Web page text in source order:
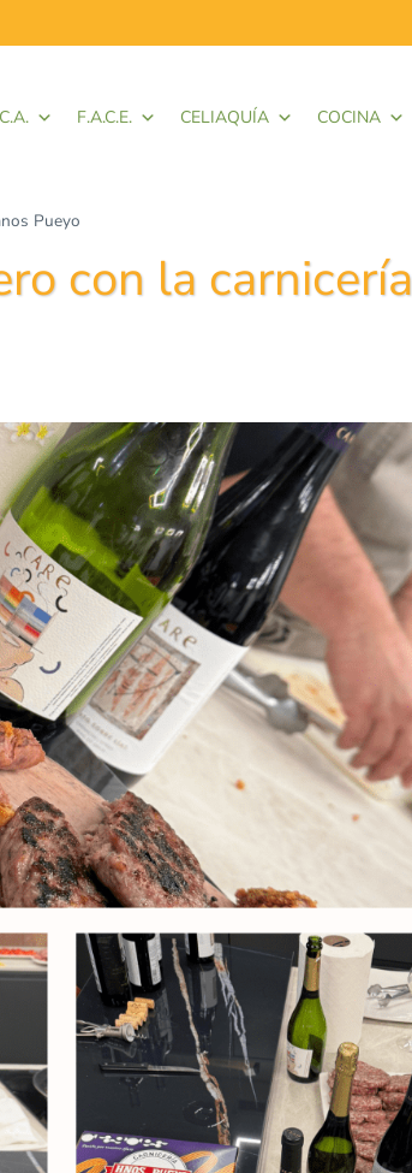
F.A.C.E. CELIAQUÍA COCINA
Pueyo
con la carnicería